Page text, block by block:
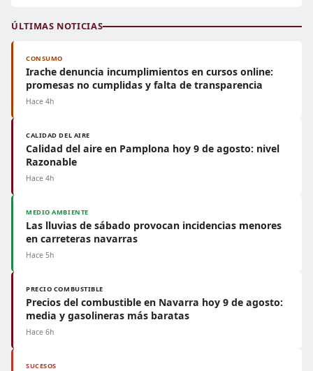
ÚLTIMAS NOTICIAS
CONSUMO
Irache denuncia incumplimientos en cursos online:
promesas no cumplidas y falta de transparencia
Hace 4h
CALIDAD DEL AIRE
Calidad del aire en Pamplona hoy 9 de agosto: nivel
Razonable
Hace 4h
MEDIO AMBIENTE
Las lluvias de sábado provocan incidencias menores
en carreteras navarras
Hace 5h
PRECIO COMBUSTIBLE
Precios del combustible en Navarra hoy 9 de agosto:
media y gasolineras más baratas
Hace 6h
SUCESOS